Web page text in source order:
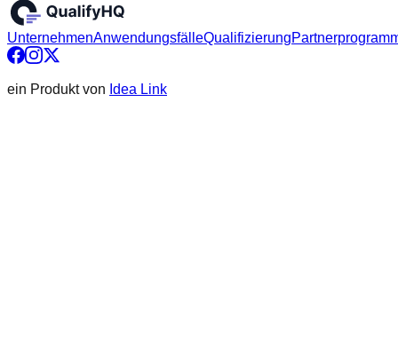
UnternehmenAnwendungsfälleQualifizierung
ein Produkt von Idea Link